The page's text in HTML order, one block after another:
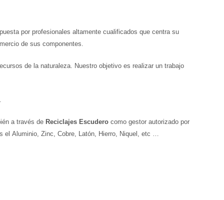
por profesionales altamente cualificados que centra su
de sus componentes.
de la naturaleza. Nuestro objetivo es realizar un trabajo
a través de Reciclajes Escudero como gestor autorizado por
el Aluminio, Zinc, Cobre, Latón, Hierro, Niquel, etc …